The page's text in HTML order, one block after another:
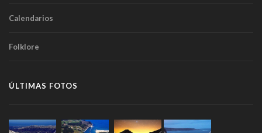
Calendarios
Folklore
ÚLTIMAS FOTOS